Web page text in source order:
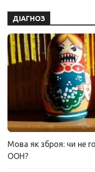
ДІАГНОЗ
Мова як зброя: чи не
ООН?